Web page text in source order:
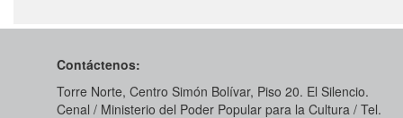
Contáctenos:
Torre Norte, Centro Simón Bolívar, Piso 20. El Silencio.
Cenal / Ministerio del Poder Popular para la Cultura / Tel.